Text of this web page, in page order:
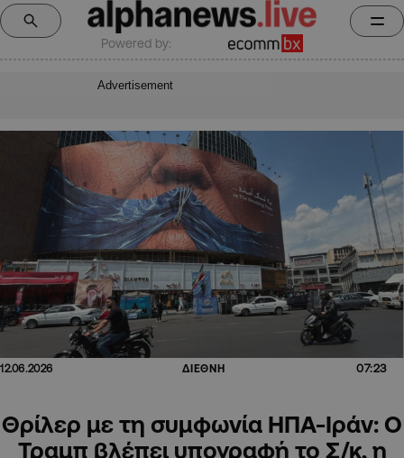
Powered by:
Advertisement
12.06.2026 ΔΙΕΘΝΗ 07:23
Θρίλερ με τη συμφωνία ΗΠΑ-Ιράν: Ο
Τραμπ βλέπει υπογραφή το Σ/κ, η